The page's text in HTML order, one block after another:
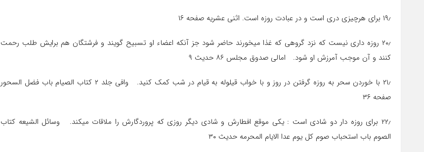
۱۹٫ برای هرچیزی دری است و در عبادت روزه است. اثنی عشریه صفحه ۱۶
۲۰٫ روزه داری نیست که نزد گروهی که غذا میخورند حاضر شود جز آنکه اعضاء او تسبیح گویند و فرشتگان هم برایش طلب رحمت
کنند و آن موجب آمرزش او شود. امالی صدوق مجلس ۸۶ حدیث ۹
۲۱٫ با خوردن سحر به روزه گرفتن در روز و با خواب قیلوله به قیام در شب کمک کنید. وافی جلد ۲ کتاب الصیام باب فضل السحور
صفحه ۳۶
۲۲٫ برای روزه دار دو شادی است : یکی موقع افطارش و شادی دیگر روزی که پروردگارش را ملاقات میکند. وسائل الشیعه کتاب
الصوم باب استحباب صوم کل یوم عدا الایام المحرمه حدیث ۳۰